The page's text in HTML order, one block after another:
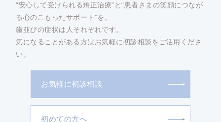
“安心して受けられる矯正治療”と“患者さまの笑顔につなが
る心のこもったサポート”を。
歯並びの症状は人それぞれです。
気になることがある方はお気軽に初診相談をご活用くださ
い。
お気軽に初診相談
初めての方へ